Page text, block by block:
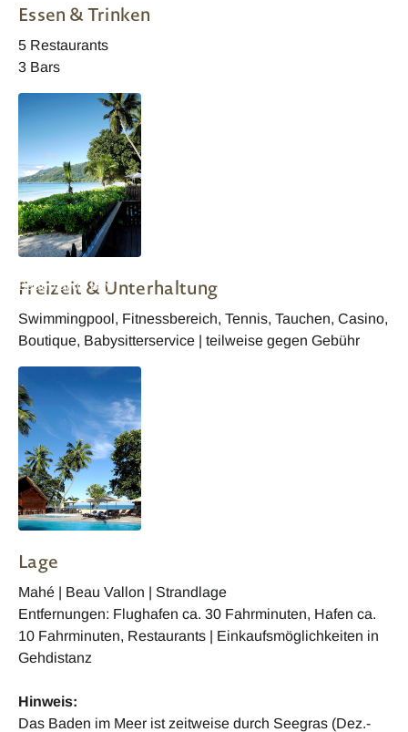
Essen & Trinken
5 Restaurants
3 Bars
Beau Vallon Bay
Freizeit & Unterhaltung
Swimmingpool, Fitnessbereich, Tennis, Tauchen, Casino,
Boutique, Babysitterservice | teilweise gegen Gebühr
Lage
Mahé | Beau Vallon | Strandlage
Entfernungen: Flughafen ca. 30 Fahrminuten, Hafen ca.
10 Fahrminuten, Restaurants | Einkaufsmöglichkeiten in
Gehdistanz
Hinweis:
Das Baden im Meer ist zeitweise durch Seegras (Dez.-